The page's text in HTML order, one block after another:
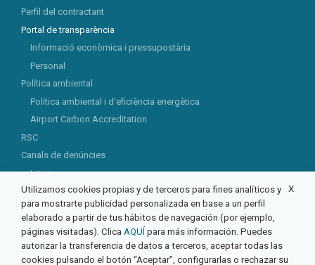
Perfil del contractant
Portal de transparència
Informació econòmica i pressupostària
Personal
Política ambiental
Política ambiental i d’eficiència energètica
Airport Carbon Accreditation
RSC
Canals de denúncies
Intern
Extern
X
Utilizamos cookies propias y de terceros para fines analíticos y
para mostrarte publicidad personalizada en base a un perfil
elaborado a partir de tus hábitos de navegación (por ejemplo,
páginas visitadas). Clica AQUÍ para más información. Puedes
autorizar la transferencia de datos a terceros, aceptar todas las
cookies pulsando el botón “Aceptar”, configurarlas o rechazar su